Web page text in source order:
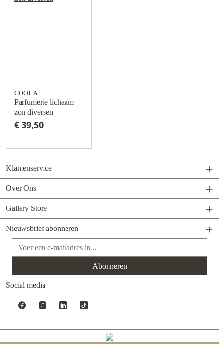
COOLA
Parfumerie lichaam
zon diversen
€ 39,50
Klantenservice
Over Ons
Gallery Store
Nieuwsbrief abonneren
E-mailadres*
Abonneren
Social media